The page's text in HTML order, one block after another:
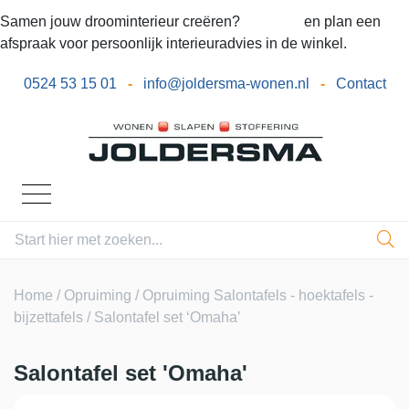
Samen jouw droominterieur creëren?
en plan een
afspraak voor persoonlijk interieuradvies in de winkel.
0524 53 15 01 - info@joldersma-wonen.nl - Contact
Home / Opruiming / Opruiming Salontafels - hoektafels -
bijzettafels / Salontafel set ‘Omaha’
Salontafel set 'Omaha'